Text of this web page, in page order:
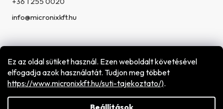
Ez az oldal sütiket használ. Ezen weboldalt követésével
elfogadja azok használatát. Tudjon meg többet
https://www.micronixkft.hu/suti-tajekoztato/).
Beállítások
info@micronixkft.hu
Shoptet készítette
Copyright 2026Micronix Hungary Kft.. Minden jog
fenntartva.